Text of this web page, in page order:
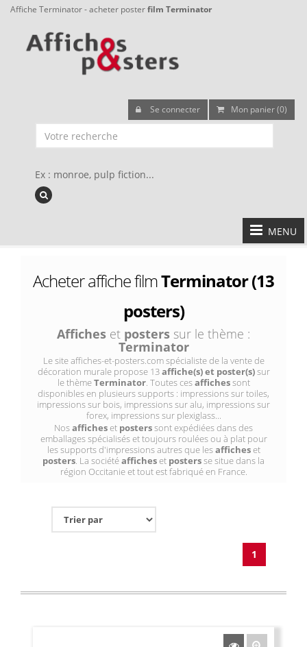
Affiche Terminator - acheter posterfilm Terminator
Se connecter Mon panier (0)
Ex : monroe, pulp fiction...
MENU
Acheter affiche filmTerminator (13
posters)
Affiches et posters sur le thème :
Terminator
Le site affiches-et-posters.com spécialiste de la vente de
décoration murale propose 13affiche(s) et poster(s)sur
le thèmeTerminator. Toutes cesaffichessont
disponibles en plusieurs supports : impressions sur toiles,
impressions sur bois, impressions sur alu, impressions sur
forex, impressions sur plexiglass...
Nosafficheset posterssont expédiées dans des
emballages spécialisés et toujours roulées ou à plat pour
les supports d'impressions autres que lesafficheset
posters. La sociétéafficheset postersse situe dans la
région Occitanie et tout est fabriqué en France.
1